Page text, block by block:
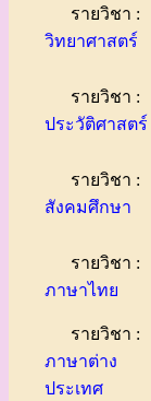
รายวิชา :
วิทยาศาสตร์
รายวิชา :
ประวัติศาสตร์
รายวิชา :
สังคมศึกษา
รายวิชา :
ภาษาไทย
รายวิชา :
ภาษาต่าง
ประเทศ